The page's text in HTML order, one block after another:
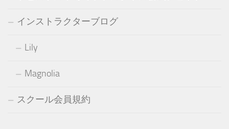
インストラクターブログ
Lily
Magnolia
スクール会員規約